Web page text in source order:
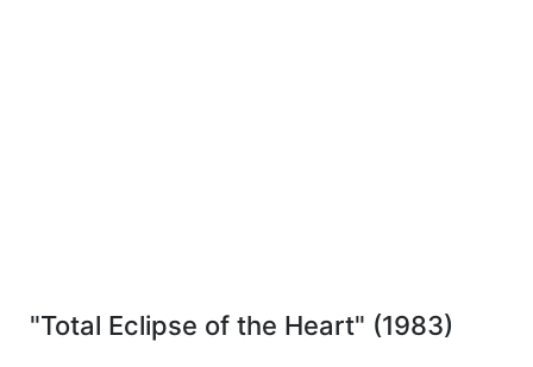
"Total Eclipse of the Heart" (1983)